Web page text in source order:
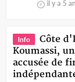
il y a 5
Info
Côte
Koumassi,
accusée de